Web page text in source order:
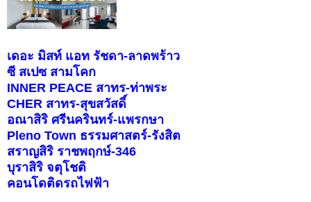
เดอะ มิสท์ แอท รัชดา-ลาดพร้าว
ซี สเปซ สามโคก
INNER PEACE สาทร-ท่าพระ
CHER สาทร-สุขสวัสดิ์
อณาสิริ ศรีนครินทร์-แพรกษา
Pleno Town ธรรมศาสตร์-รังสิต
สราญสิริ ราชพฤกษ์-346
บุราสิริ จตุโชติ
คอนโดติดรถไฟฟ้า